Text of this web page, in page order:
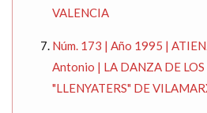
VALENCIA
Núm. 173 | Año 1995 |
Antonio | LA DANZA DE LOS
"LLENYATERS" DE